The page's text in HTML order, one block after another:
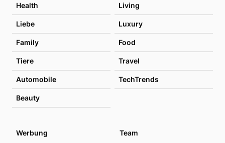
Health Living
Liebe Luxury
Family Food
Tiere Travel
Automobile TechTrends
Beauty
Werbung Team